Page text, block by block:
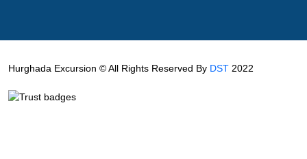
Hurghada Excursion © All Rights Reserved By DST 2022